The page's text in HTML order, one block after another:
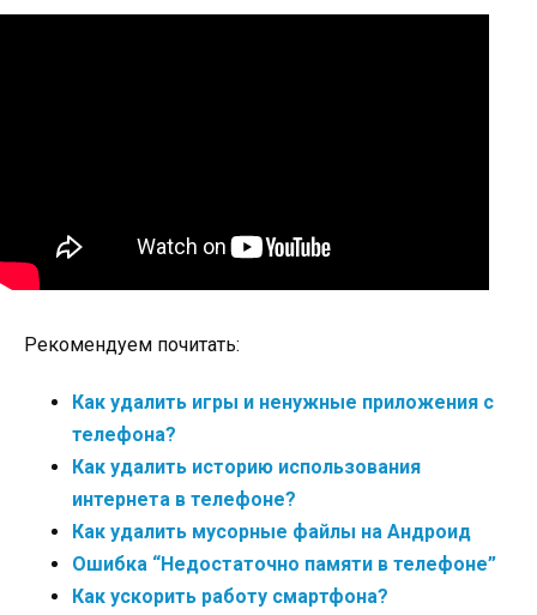
Рекомендуем почитать:
Как удалить игры и ненужные приложения с
телефона?
Как удалить историю использования
интернета в телефоне?
Как удалить мусорные файлы на Андроид
Ошибка “Недостаточно памяти в телефоне”
Как ускорить работу смартфона?